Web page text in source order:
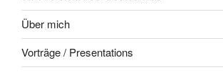
Über mich
Vorträge / Presentations